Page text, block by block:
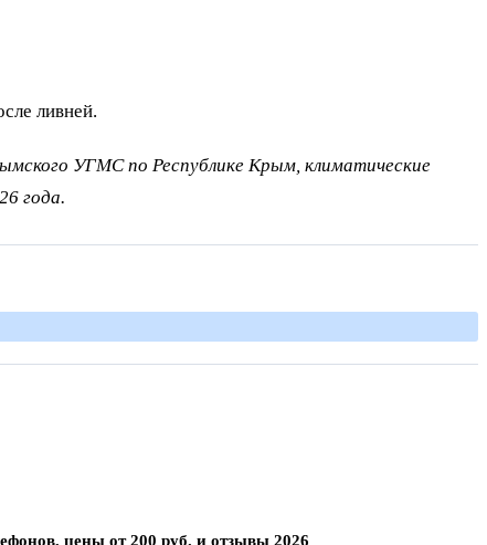
ливней.
УГМС по Республике Крым, климатические
года.
цены от 200 руб. и отзывы 2026